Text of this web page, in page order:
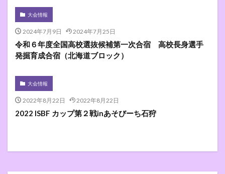
大会情報
2024年7月9日 2024年7月25日
令和６年度全国高校選抜候補第一次合宿 高校長身選手
発掘育成合宿（北海道ブロック）
大会情報
2022年8月22日 2022年8月22日
2022 ISBF カップ第２戦inあそびーち石狩